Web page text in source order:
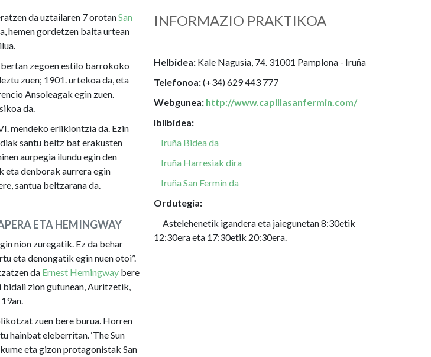
da uztailaren 7 orotanSan
hemen gordetzen baita urtean
zegoen estilo barrokoko
zuen; 1901. urtekoa da, eta
Ansoleagak egin zuen.
da.
mendeko erlikiontzia da. Ezin
santu beltz bat erakusten
aurpegia ilundu egin den
eta denborak aurrera egin
santua beltzarana da.
ETA HEMINGWAY
nion zuregatik. Ez da behar
eta denongatik egin nuen otoi”.
daErnest Hemingwaybere
bidali zion gutunean, Auritzetik,
zuen bere burua. Horren
hainbat eleberritan. ‘The Sun
eta gizon protagonistak San
INFORMAZIO PRAKTIKOA
Helbidea: Kale Nagusia, 74. 31001 Pamplona - Iruña
Telefonoa:(+34) 629 443 777
Webgunea: http://www.capillasanfermin.com/
Ibilbidea:
Iruña Bidea da
Iruña Harresiak dira
Iruña San Fermin da
Ordutegia:
Astelehenetik igandera eta jaiegunetan 8:30etik
12:30era eta 17:30etik 20:30era.